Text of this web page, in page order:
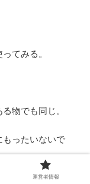
てみる。
物でも同じ。
もったいないで
運営者情報